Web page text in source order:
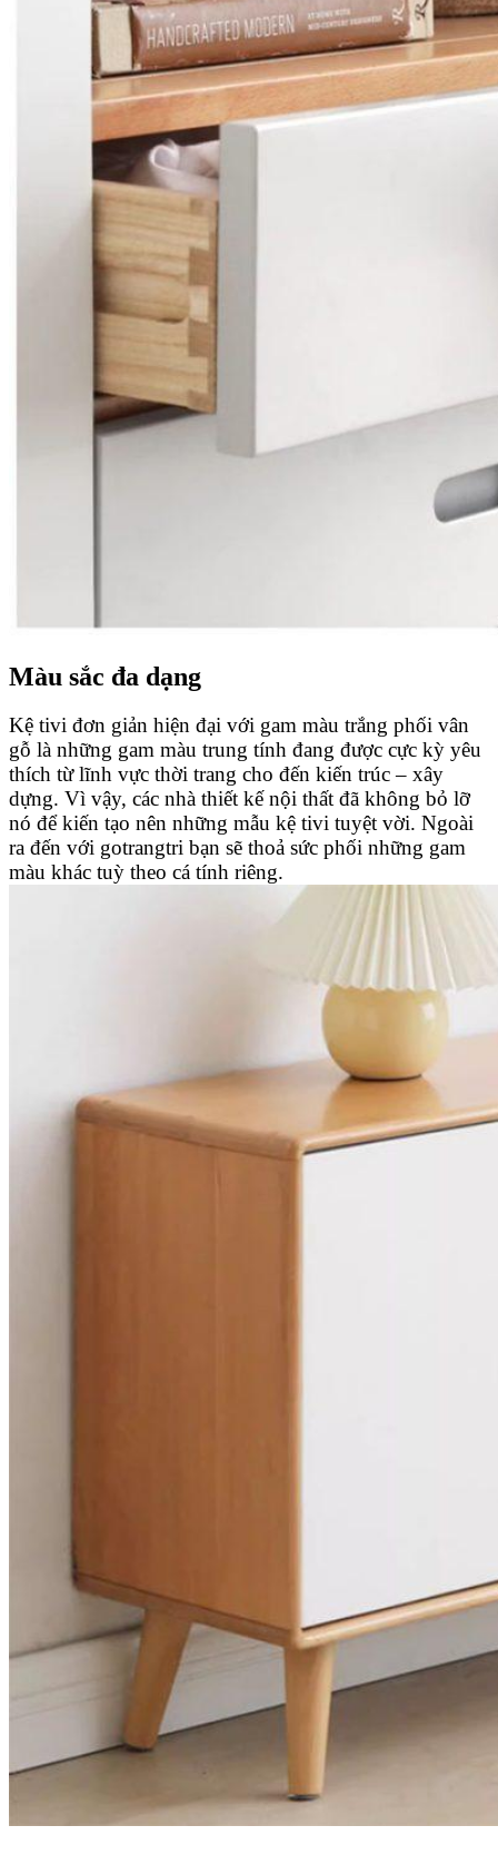
Màu sắc đa dạng
Kệ tivi đơn giản hiện đại với gam màu trắng phối vân
gỗ là những gam màu trung tính đang được cực kỳ yêu
thích từ lĩnh vực thời trang cho đến kiến trúc – xây
dựng. Vì vậy, các nhà thiết kế nội thất đã không bỏ lỡ
nó để kiến tạo nên những mẫu kệ tivi tuyệt vời. Ngoài
ra đến với gotrangtri bạn sẽ thoả sức phối những gam
màu khác tuỳ theo cá tính riêng.